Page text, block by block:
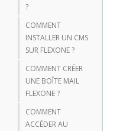
?
COMMENT
INSTALLER UN CMS
SUR FLEXONE ?
COMMENT CRÉER
UNE BOÎTE MAIL
FLEXONE ?
COMMENT
ACCÉDER AU